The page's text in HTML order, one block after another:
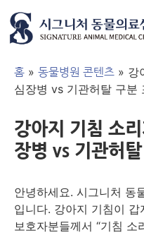
홈 » 동물병원 콘텐츠 » 강
심장병 vs 기관허탈 구분
강아지 기침 소
장병 vs 기관허
안녕하세요. 시그니처 동
입니다. 강아지 기침이
보호자분들께서 “기침 소